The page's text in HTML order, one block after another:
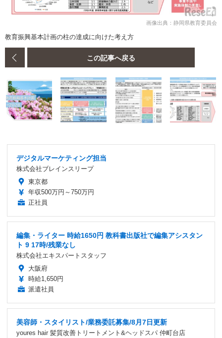
画像出典：静岡県教育委員会
教育振興基本計画の柱の達成に向けた考え方
この記事へ戻る
デジタルマーケティング担当
株式会社ブレインスリープ
東京都
年収500万円～750万円
正社員
編集・ライター 時給1650円 教科書出版社で編集アシスタン
ト 9 17時/残業なし
株式会社エキスパートスタッフ
大阪府
時給1,650円
派遣社員
美容師・スタイリスト/業務委託募集/8月7日更新
youres hair 髪質改善トリートメント&ヘッドスパ 仲町台店